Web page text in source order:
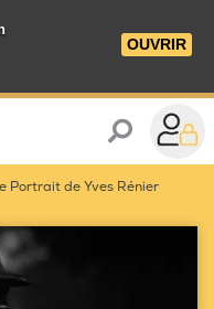
OUVRIR
Portrait de Yves Rénier